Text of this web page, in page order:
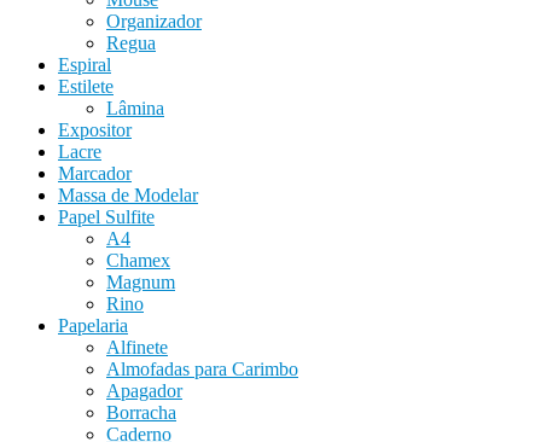
Organizador
Regua
Espiral
Estilete
Lâmina
Expositor
Lacre
Marcador
Massa de Modelar
Papel Sulfite
A4
Chamex
Magnum
Rino
Papelaria
Alfinete
Almofadas para Carimbo
Apagador
Borracha
Caderno